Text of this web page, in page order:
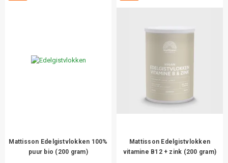
Mattisson Edelgistvlokken 100%
puur bio (200 gram)
Mattisson Edelgistvlokken
vitamine B12 + zink (200 gram)